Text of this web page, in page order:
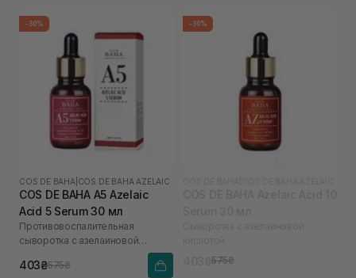
-30%
COS DE BAHA COS DE BAHA AZELAIC
COS DE BAHA A5 Azelaic
Acid 5 Serum 30 мл
Противовоспалительная
сыворотка с азелаиновой
403₴575₴
-30%
575₴